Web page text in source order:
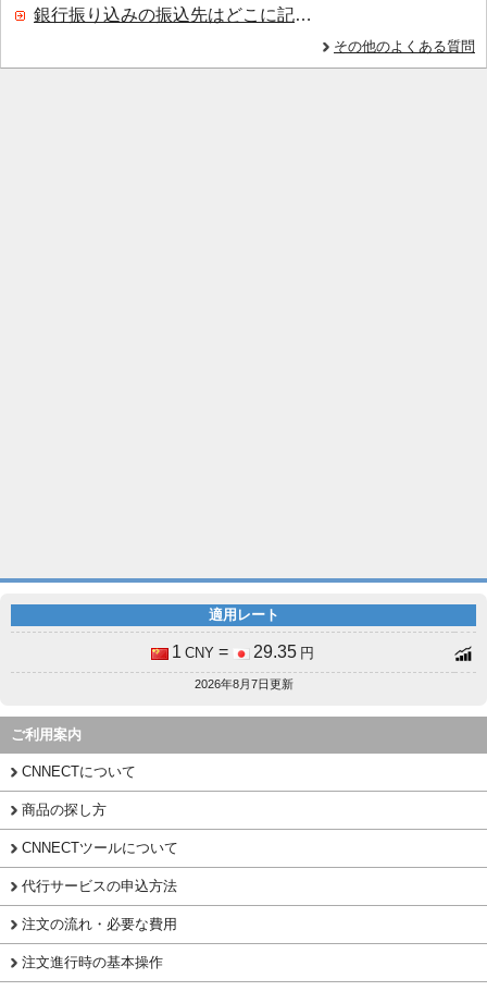
銀行振り込みの振込先はどこに記載されていますか？
その他のよくある質問
適用レート
1 CNY = 29.35 円
2026年8月7日更新
ご利用案内
CNNECTについて
商品の探し方
CNNECTツールについて
代行サービスの申込方法
注文の流れ・必要な費用
注文進行時の基本操作